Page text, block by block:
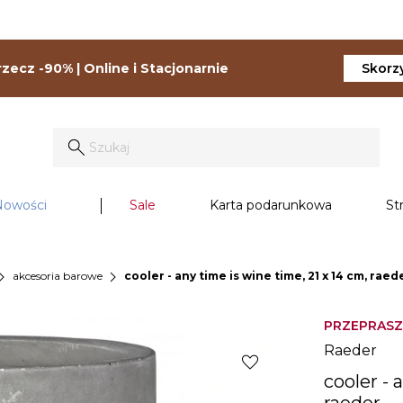
-90% | Online i Stacjonarnie
Sale Karta podarunkowa
chevron_right akcesoria barowe chevron_right cooler - any time is wine time, 21 x 14 cm,
Raeder
cooler -
favorite